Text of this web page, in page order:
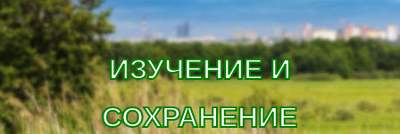
ИЗУЧЕНИЕ И
СОХРАНЕНИЕ